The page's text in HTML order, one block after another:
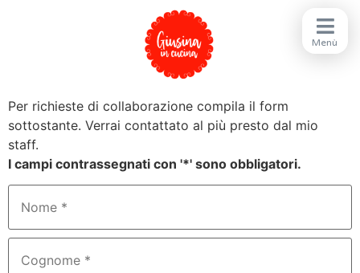
Per richieste di collaborazione compila il form
sottostante. Verrai contattato al più presto dal mio
staff.
I campi contrassegnati con '*' sono obbligatori.